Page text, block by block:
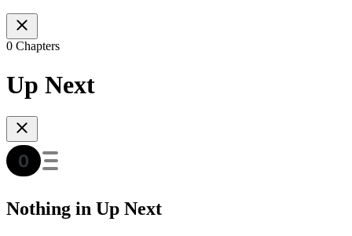
0 Chapters
Up Next
Nothing in Up Next